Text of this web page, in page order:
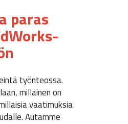
paras
työnteossa.
millainen on
vaatimuksia
Autamme